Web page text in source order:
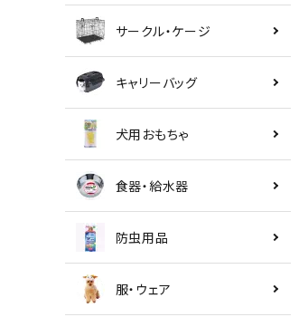
サークル・ケージ
キャリーバッグ
犬用おもちゃ
食器・給水器
防虫用品
服・ウェア